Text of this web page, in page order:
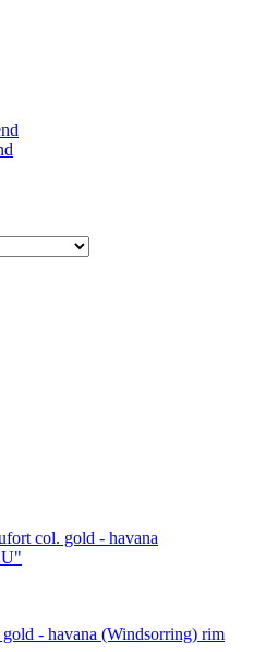
- havana (Windsorring) rim